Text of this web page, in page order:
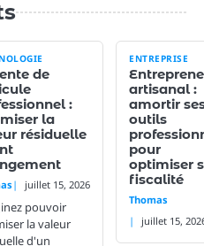
de
:
la
résiduelle
juillet 15, 2026
pouvoir
la valeur
d'un
ENTREPRISE
artisanal :
amortir
outils
pour
optimiser
fiscalité
Thomas
juillet 15,